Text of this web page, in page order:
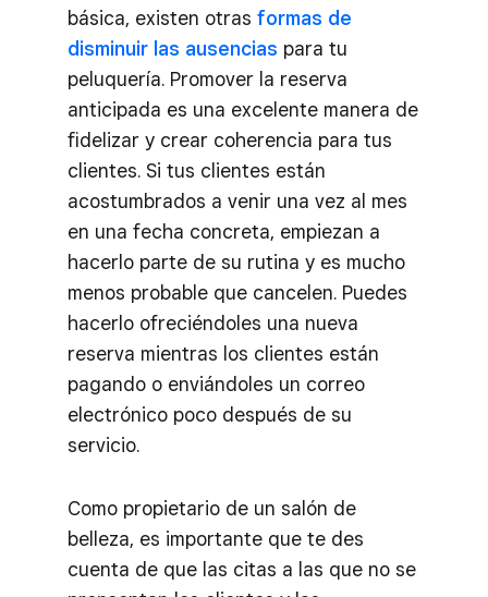
básica, existen otras formas de
disminuir las ausencias para tu
peluquería. Promover la reserva
anticipada es una excelente manera de
fidelizar y crear coherencia para tus
clientes. Si tus clientes están
acostumbrados a venir una vez al mes
en una fecha concreta, empiezan a
hacerlo parte de su rutina y es mucho
menos probable que cancelen. Puedes
hacerlo ofreciéndoles una nueva
reserva mientras los clientes están
pagando o enviándoles un correo
electrónico poco después de su
servicio.
Como propietario de un salón de
belleza, es importante que te des
cuenta de que las citas a las que no se